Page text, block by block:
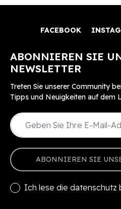
FACEBOOK
ABONNIEREN SIE
NEWSLETTER
Treten Sie unserer Community
Tipps und Neuigkeiten auf dem
ABONNIEREN SIE
Ich lese die datenschutz